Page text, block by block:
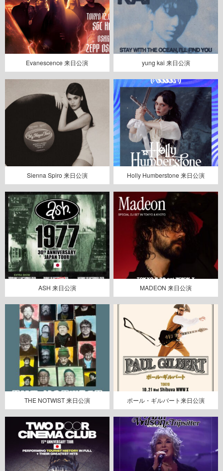
Evanescence 来日公演 yung kai 来日公演
Sienna Spiro 来日公演 Holly Humberstone 来日公演
ASH 来日公演 MADEON 来日公演
THE NOTWIST 来日公演 ポール・ギルバート来日公演